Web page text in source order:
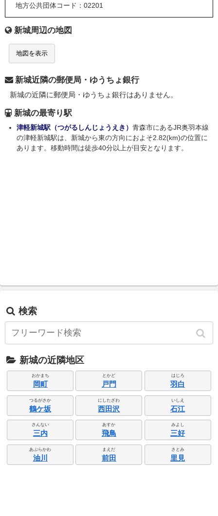
地方公共団体コード：02201
新城周辺の地図
地図を表示
新城近隣の郵便局・ゆうちょ銀行
新城の近隣に郵便局・ゆうちょ銀行はありません。
新城の最寄り駅
津軽新城駅（つがるしんじょうえき） 青森市にあるJR奥羽本線
の津軽新城駅は、新城から東の方向におよそ2.82(km)の位置に
あります。移動時間は徒歩40分以上が目安となります。
検索
新城の近隣地区
おかまち
岡町
とかど
戸門
はじろ
羽白
つるがさか
鶴ケ坂
にしたざわ
西田沢
いしえ
石江
さんない
三内
あすか
飛鳥
みよし
三好
あぶらかわ
油川
まえだ
前田
さとみ
里見